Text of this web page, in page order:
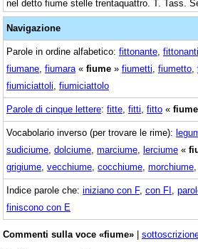
nel detto fiume stelle trentaquattro. T. Tass.
Navigazione
Parole in ordine alfabetico: fittonante fittonanti
fiumane fiumara « fiume » fiumetti fiumetto
fiumiciattoli fiumiciattolo
Parole di cinque lettere: fitte fitti fitto « fiume
Vocabolario inverso (per trovare le rime):
sudiciume dolciume marciume lerciume «
grigiume vecchiume cocchiume morchiume
Indice parole che: iniziano con F, con FI
finiscono con E
Commenti sulla voce «fiume» |